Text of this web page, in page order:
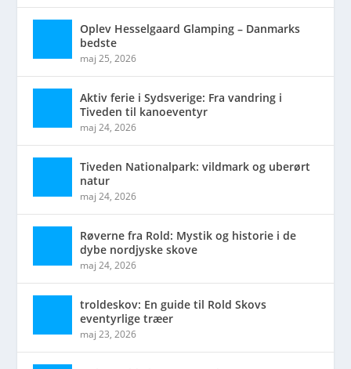
Oplev Hesselgaard Glamping – Danmarks
bedste
maj 25, 2026
Aktiv ferie i Sydsverige: Fra vandring i
Tiveden til kanoeventyr
maj 24, 2026
Tiveden Nationalpark: vildmark og uberørt
natur
maj 24, 2026
Røverne fra Rold: Mystik og historie i de
dybe nordjyske skove
maj 24, 2026
troldeskov: En guide til Rold Skovs
eventyrlige træer
maj 23, 2026